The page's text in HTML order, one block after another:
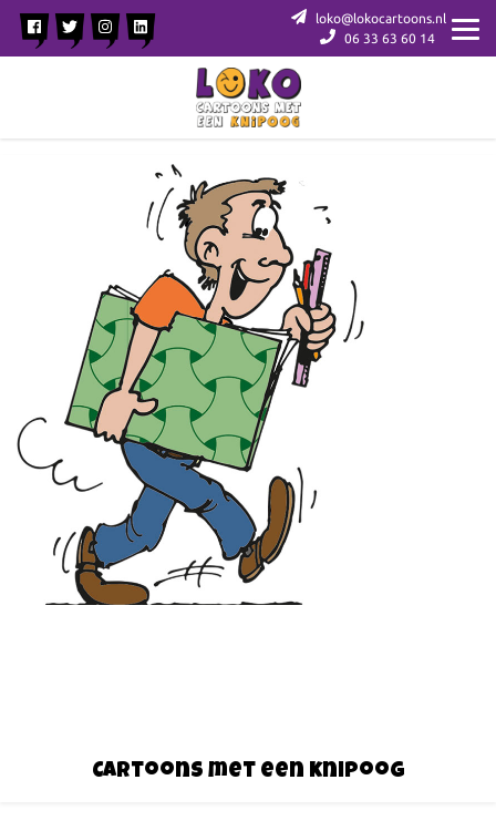
loko@lokocartoons.nl
06 33 63 60 14
Cartoons met een knipoog